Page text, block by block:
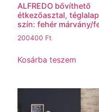
ALFREDO bővíthető
étkezőasztal,
szín: fehér márvány/
200400 Ft
Kosárba teszem